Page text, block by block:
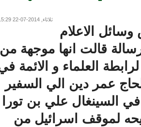
ثلاثاء, 2014-07-22 15:29
الاعلام
قالت انها موجهة من
العلماء و الائمة في
عمر دين الي السفير
السينغال علي بن تورا
لموقف اسرائيل من